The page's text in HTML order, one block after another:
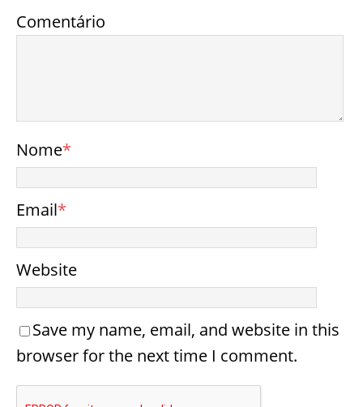
Comentário
Nome*
Email*
Website
Save my name, email, and website in this
browser for the next time I comment.